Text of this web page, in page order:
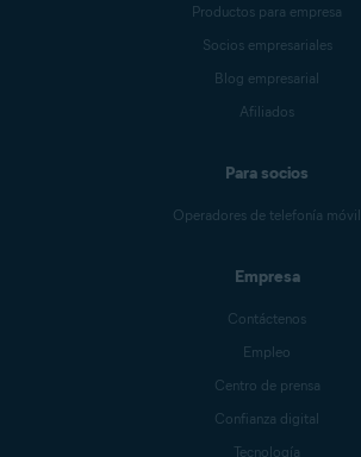
Productos para empresa
Socios empresariales
Blog empresarial
Afiliados
Para socios
Operadores de telefonía móvil
Empresa
Contáctenos
Empleo
Centro de prensa
Confianza digital
Tecnología